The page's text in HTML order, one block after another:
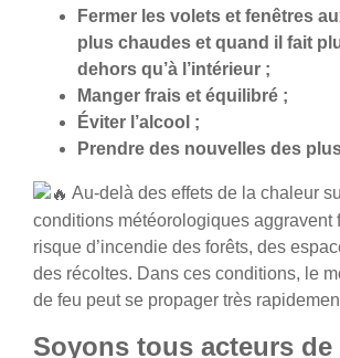
Fermer les volets et fenêtres
plus chaudes et quand il fait
dehors qu’à l’intérieur ;
Manger frais et équilibré ;
Éviter l’alcool ;
Prendre des nouvelles des
Au-delà des effets de la chaleur
conditions météorologiques aggravent
risque d’incendie des forêts, des
des récoltes. Dans ces conditions, le
de feu peut se propager très
Soyons tous acteurs de